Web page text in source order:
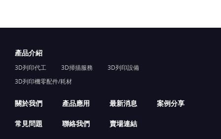
產品介紹
3D列印代工 3D掃描服務
3D列印設備
3D列印機零配件/耗材
關於我們 產品應用 最新消息 案例分享
常見問題 聯絡我們 賣場連結